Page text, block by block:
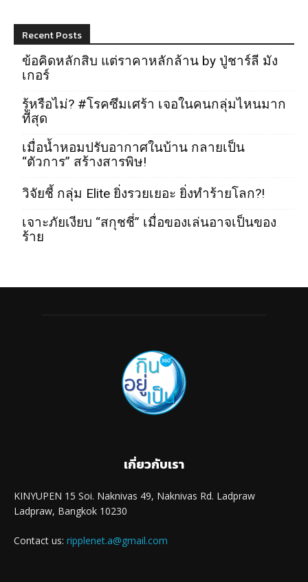
Recent Posts
ข้อคิดหลักสิบ แต่ราคาหลักล้าน by ปู่ชาร์ลี มัง
เกอร์
รู้หรือไม่? #โรคซึมเศร้า เจอในคนกลุ่มไหนมาก
ที่สุด
เมื่อน้ำหอมปรับอากาศในบ้าน กลายเป็น
“ตัวการ” สร้างสารพิษ!
วิจัยชี้ กลุ่ม Elite ยิ่งรวยเยอะ ยิ่งทำร้ายโลก?!
เจาะภัยเงียบ “สกุชชี่” เมื่อของเล่นอาจเป็นของ
ร้าย
เกี่ยวกับเรา
KINYUPEN 15 Soi. Naknivas 49, Naknivas Rd. Ladpraw
Ladpraw, Bangkok 10230
Contact us: ripplenet.a@gmail.com